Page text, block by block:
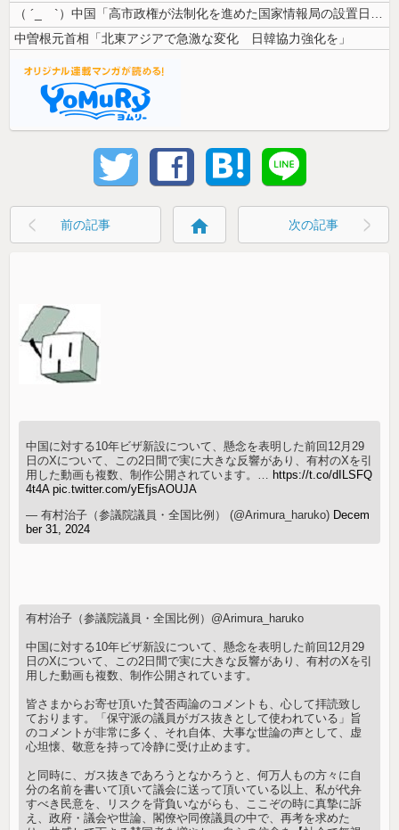
（ ´_ゝ`）中国「高市政権が法制化を進めた国家情報局の設置日が7月3...
中曽根元首相「北東アジアで急激な変化 日韓協力強化を」
前の記事 home 次の記事
中国に対する10年ビザ新設について、懸念を表明した前回12月29
日のXについて、この2日間で実に大きな反響があり、有村のXを引
用した動画も複数、制作公開されています。… https://t.co/dILSFQ
4t4A pic.twitter.com/yEfjsAOUJA
— 有村治子（参議院議員・全国比例） (@Arimura_haruko) Decem
ber 31, 2024
有村治子（参議院議員・全国比例）@Arimura_haruko
中国に対する10年ビザ新設について、懸念を表明した前回12月29
日のXについて、この2日間で実に大きな反響があり、有村のXを引
用した動画も複数、制作公開されています。
皆さまからお寄せ頂いた賛否両論のコメントも、心して拝読致し
ております。「保守派の議員がガス抜きとして使われている」旨
のコメントが非常に多く、それ自体、大事な世論の声として、虚
心坦懐、敬意を持って冷静に受け止めます。
と同時に、ガス抜きであろうとなかろうと、何万人もの方々に自
分の名前を書いて頂いて議会に送って頂いている以上、私が代弁
すべき民意を、リスクを背負いながらも、ここぞの時に真摯に訴
え、政府・議会や世論、閣僚や同僚議員の中で、再考を求めた